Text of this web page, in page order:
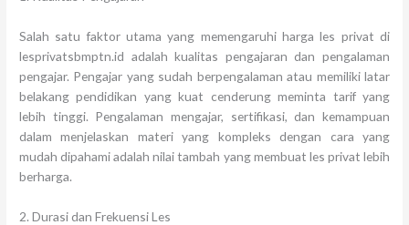
Salah satu faktor utama yang memengaruhi harga les privat di
lesprivatsbmptn.id adalah kualitas pengajaran dan pengalaman
pengajar. Pengajar yang sudah berpengalaman atau memiliki latar
belakang pendidikan yang kuat cenderung meminta tarif yang
lebih tinggi. Pengalaman mengajar, sertifikasi, dan kemampuan
dalam menjelaskan materi yang kompleks dengan cara yang
mudah dipahami adalah nilai tambah yang membuat les privat lebih
berharga.
2. Durasi dan Frekuensi Les